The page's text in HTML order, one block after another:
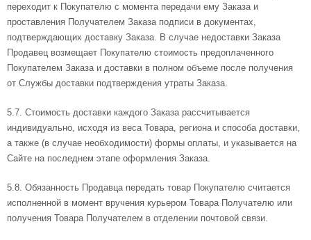
переходит к Покупателю с момента передачи ему Заказа и
проставления Получателем Заказа подписи в документах,
подтверждающих доставку Заказа. В случае недоставки Заказа
Продавец возмещает Покупателю стоимость предоплаченного
Покупателем Заказа и доставки в полном объеме после получения
от Службы доставки подтверждения утраты Заказа.
5.7. Стоимость доставки каждого Заказа рассчитывается
индивидуально, исходя из веса Товара, региона и способа доставки,
а также (в случае необходимости) формы оплаты, и указывается на
Сайте на последнем этапе оформления Заказа.
5.8. Обязанность Продавца передать товар Покупателю считается
исполненной в момент вручения курьером Товара Получателю или
получения Товара Получателем в отделении почтовой связи.